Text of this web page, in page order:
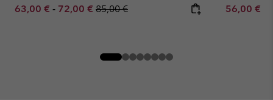
Minimum sale price:
63,00 € - Maximum sale price:
72,00 € Regular price:
85,00 € Minimum
56,00 €